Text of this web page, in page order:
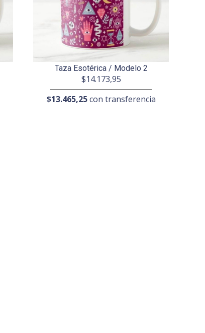
Taza Esotérica / Modelo 2
$14.173,95
$13.465,25con transferencia